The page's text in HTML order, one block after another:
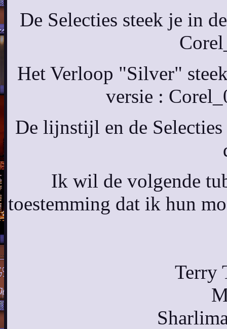
De Selecties steek je in
Het Verloop "Silver"
versie :
De lijnstijl en de
Ik wil de volgende
toestemming dat ik hun
Terry